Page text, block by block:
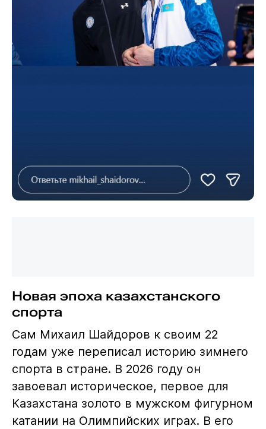
Новая эпоха казахстанского
спорта
Сам Михаил Шайдоров к своим 22
годам уже переписал историю зимнего
спорта в стране. В 2026 году он
завоевал историческое, первое для
Казахстана золото в мужском фигурном
катании на Олимпийских играх. В его